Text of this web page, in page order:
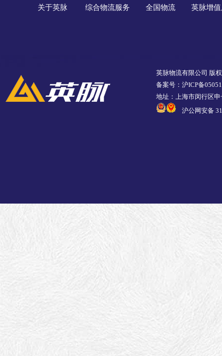
关于英脉 综合物流服务 全国物流 英脉增
英脉物流有限公司 版
备案号：沪ICP备
地址：上海市闵行区
沪公网安备